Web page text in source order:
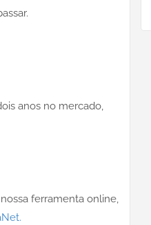
anos no mercado,
ferramenta online,